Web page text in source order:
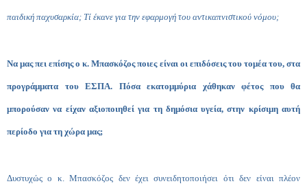
παιδική παχυσαρκία; Τί έκανε για την εφαρμογή του αντικαπνιστικού νόμου;
Να μας πει επίσης ο κ. Μπασκόζος ποιες είναι οι επιδόσεις του τομέα του, στα
προγράμματα του ΕΣΠΑ. Πόσα εκατομμύρια χάθηκαν φέτος που θα
μπορούσαν να είχαν αξιοποιηθεί για τη δημόσια υγεία, στην κρίσιμη αυτή
περίοδο για τη χώρα μας;
Δυστυχώς ο κ. Μπασκόζος δεν έχει συνειδητοποιήσει ότι δεν είναι πλέον